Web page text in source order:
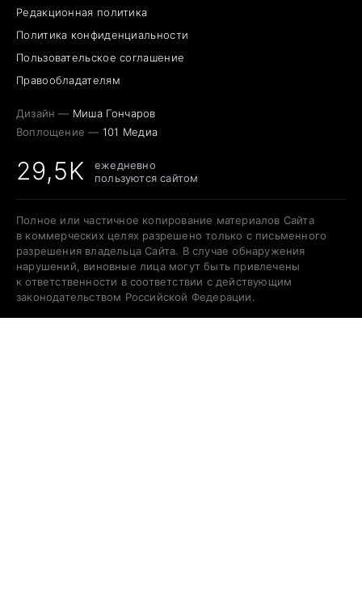
Редакционная политика
Политика конфиденциальности
Пользовательское соглашение
Правообладателям
Дизайн — Миша Гончаров
Воплощение — 101 Медиа
29,5K
ежедневно
пользуются сайтом
Полное или частичное копирование материалов Сайта
в коммерческих целях разрешено только с письменного
разрешения владельца Сайта. В случае обнаружения
нарушений, виновные лица могут быть привлечены
к ответственности в соответствии с действующим
законодательством Российской Федерации.